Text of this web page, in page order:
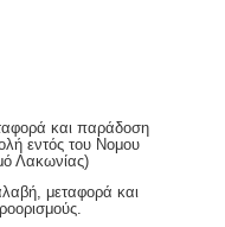
και παράδοση
εντός του Νομου
Λακωνίας)
μεταφορά και